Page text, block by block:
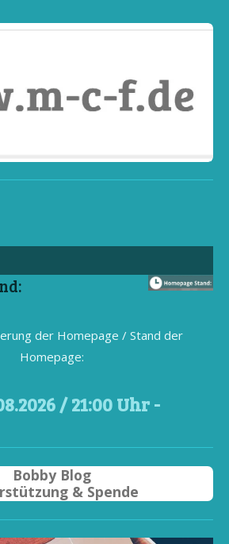
der Homepage / Stand der
Homepage:
/ 21:00 Uhr -
Bobby Blog
& Spende